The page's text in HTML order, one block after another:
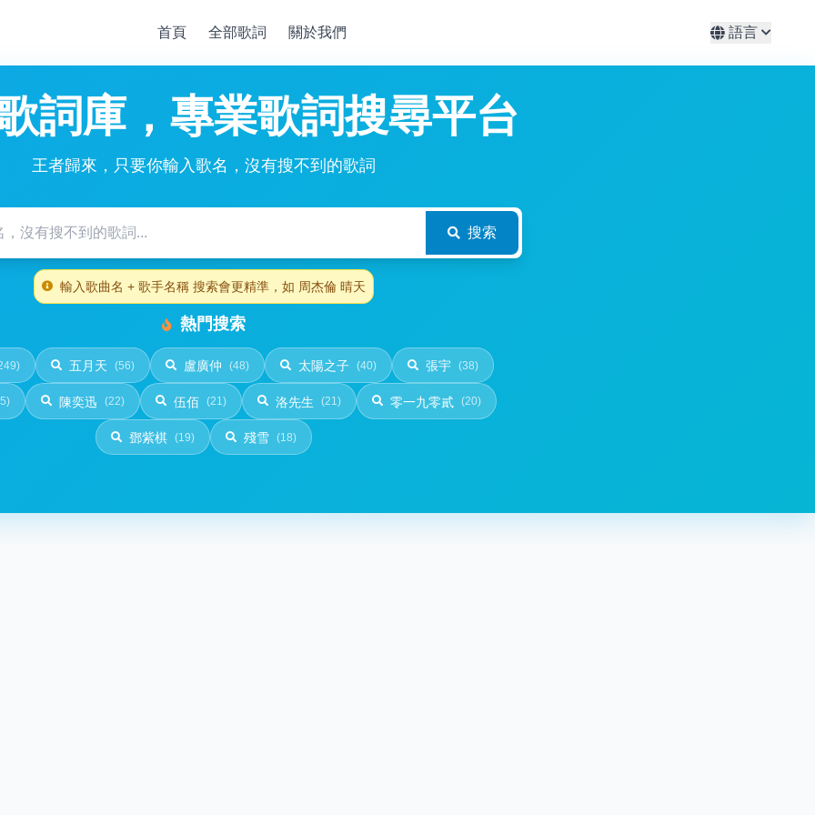
首頁 全部歌詞 關於我們 語言
詞庫，專業歌詞搜尋平台
王者歸來，只要你輸入歌名，沒有搜不到的歌詞
搜索
輸入歌曲名 + 歌手名稱 搜索會更精準，如 周杰倫 晴天
熱門搜索
五月天 (56) 盧廣仲 (48) 太陽之子 (40) 張宇 (38)
陳奕迅 (22) 伍佰 (21) 洛先生 (21) 零一九零貳 (20)
鄧紫棋 (19) 殘雪 (18)